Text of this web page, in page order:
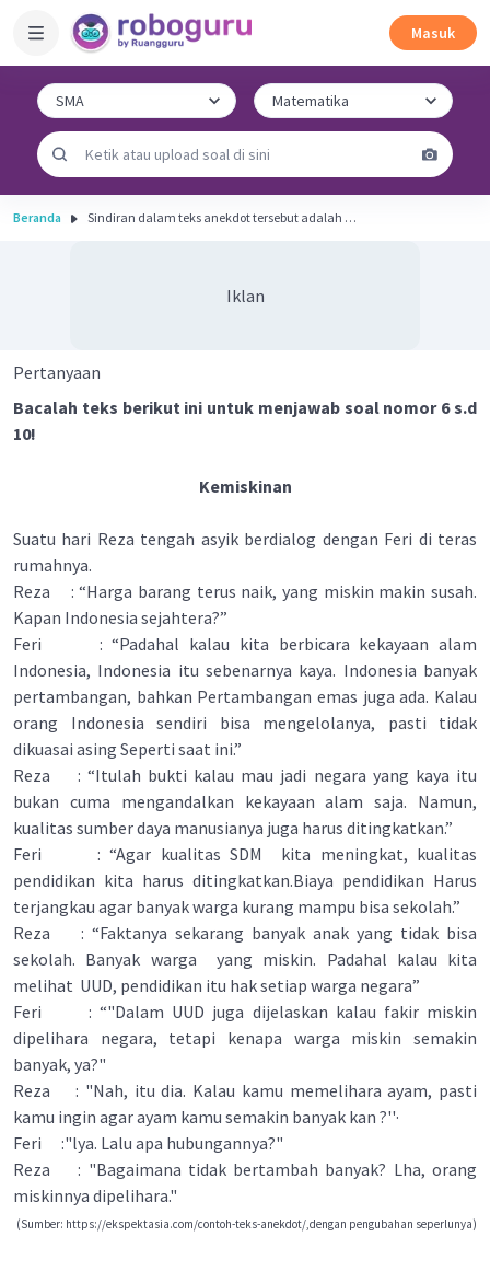
Masuk
Beranda Sindiran dalam teks anekdot tersebut adalah …
Iklan
Pertanyaan
Bacalah teks berikut ini untuk menjawab soal nomor 6 s.d
10!
Kemiskinan
Suatu hari Reza tengah asyik berdialog dengan Feri di teras
rumahnya.
Reza : “Harga barang terus naik, yang miskin makin susah.
Kapan Indonesia sejahtera?”
Feri : “Padahal kalau kita berbicara kekayaan alam
Indonesia, Indonesia itu sebenarnya kaya. Indonesia banyak
pertambangan, bahkan Pertambangan emas juga ada. Kalau
orang Indonesia sendiri bisa mengelolanya, pasti tidak
dikuasai asing Seperti saat ini.”
Reza : “Itulah bukti kalau mau jadi negara yang kaya itu
bukan cuma mengandalkan kekayaan alam saja. Namun,
kualitas sumber daya manusianya juga harus ditingkatkan.”
Feri : “Agar kualitas SDM kita meningkat, kualitas
pendidikan kita harus ditingkatkan.Biaya pendidikan Harus
terjangkau agar banyak warga kurang mampu bisa sekolah.”
Reza : “Faktanya sekarang banyak anak yang tidak bisa
sekolah. Banyak warga yang miskin. Padahal kalau kita
melihat UUD, pendidikan itu hak setiap warga negara”
Feri : “"Dalam UUD juga dijelaskan kalau fakir miskin
dipelihara negara, tetapi kenapa warga miskin semakin
banyak, ya?"
Reza : "Nah, itu dia. Kalau kamu memelihara ayam, pasti
kamu ingin agar ayam kamu semakin banyak kan ?''·
Feri :"lya. Lalu apa hubungannya?"
Reza : "Bagaimana tidak bertambah banyak? Lha, orang
miskinnya dipelihara."
(Sumber: https://ekspektasia.com/contoh-teks-anekdot/,dengan pengubahan seperlunya)